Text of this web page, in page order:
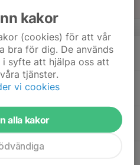
kakor
(cookies) för att vår
bra för dig. De används
syfte att hjälpa oss att
tjänster.
vi cookies
alla kakor